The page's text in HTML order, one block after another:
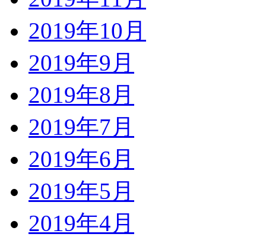
2019年10月
2019年9月
2019年8月
2019年7月
2019年6月
2019年5月
2019年4月